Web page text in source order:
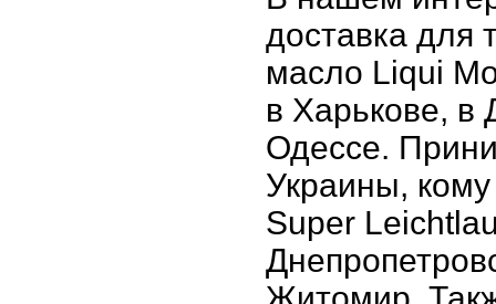
доставка для
масло Liqui
в Харькове, в
Одессе.
Украины,
Super